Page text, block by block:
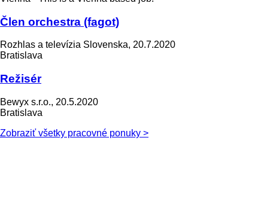
Člen orchestra (fagot)
Rozhlas a televízia Slovenska, 20.7.2020
Bratislava
Režisér
Bewyx s.r.o., 20.5.2020
Bratislava
Zobraziť všetky pracovné ponuky >